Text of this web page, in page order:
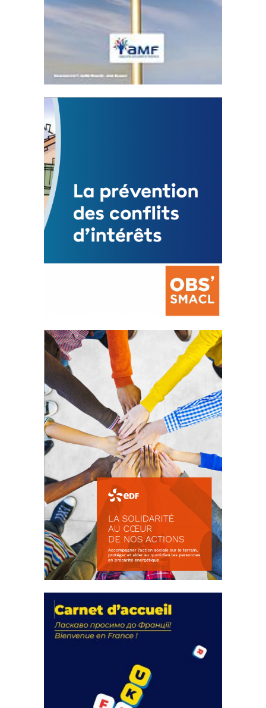
Statut de l’élu local
3 avril 2024
Mise à jour avril 2024
FEUILLETER
La prévention des conflits
d’intérêts
18 septembre 2023
FEUILLETER
actions
18 septembre 2023
FEUILLETER